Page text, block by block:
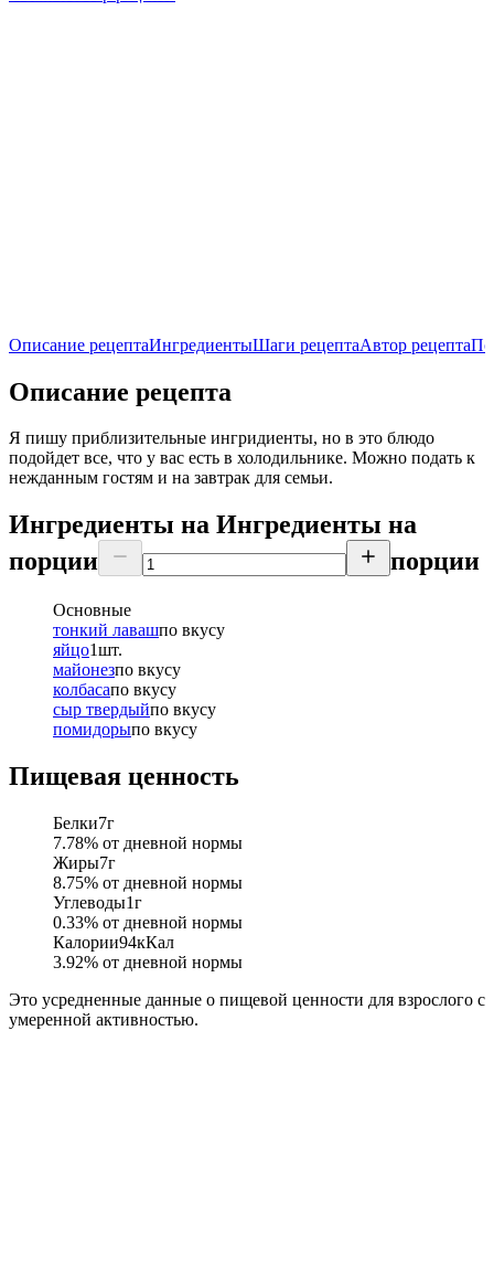
Описание рецептаИнгредиентыШаги рецептаАвтор рецепта
Описание рецепта
Я пишу приблизительные ингридиенты, но в это блюдо
подойдет все, что у вас есть в холодильнике. Можно подать к
нежданным гостям и на завтрак для семьи.
Ингредиенты на Ингредиенты на
порции
порции
Основные
тонкий лавашпо вкусу
яйцо1шт.
майонезпо вкусу
колбасапо вкусу
сыр твердыйпо вкусу
помидорыпо вкусу
Пищевая ценность
Белки7г
7.78% от дневной нормы
Жиры7г
8.75% от дневной нормы
Углеводы1г
0.33% от дневной нормы
Калории94кКал
3.92% от дневной нормы
Это усредненные данные о пищевой ценности для взрослого с
умеренной активностью.